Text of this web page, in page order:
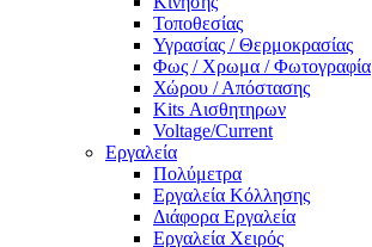
Τοποθεσίας
Υγρασίας / Θερμοκρασίας
Φως / Χρωμα / Φωτογραφία
Χώρου / Απόστασης
Kits Αισθητηρων
Voltage/Current
Εργαλεία
Πολύμετρα
Εργαλεία Κόλλησης
Διάφορα Εργαλεία
Εργαλεία Χειρός